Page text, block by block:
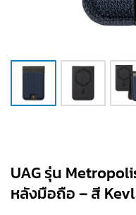
UAG รุ่น
หลังมือถือ – สี